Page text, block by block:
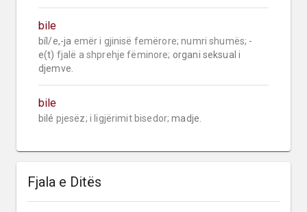
bile
bíl/e,-ja emër i gjinisë femërore; numri shumës; -
e(t) fjalë a shprehje fëminore; organi seksual i
djemve.
bile
bilé pjesëz; i ligjërimit bisedor; madje.
Fjala e Ditës